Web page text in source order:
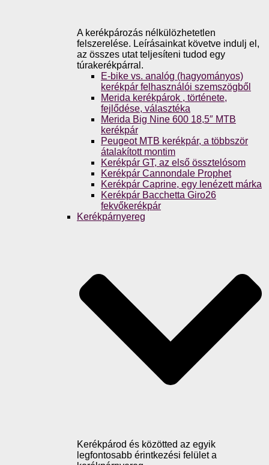
A kerékpározás nélkülözhetetlen
felszerelése. Leírásainkat követve indulj el,
az összes utat teljesíteni tudod egy
túrakerékpárral.
E-bike vs. analóg (hagyományos)
kerékpár felhasználói szemszögből
Merida kerékpárok , története,
fejlődése, választéka
Merida Big Nine 600 18,5″ MTB
kerékpár
Peugeot MTB kerékpár, a többször
átalakított montim
Kerékpár GT, az első össztelósom
Kerékpár Cannondale Prophet
Kerékpár Caprine, egy lenézett márka
Kerékpár Bacchetta Giro26
fekvőkerékpár
Kerékpárnyereg
Kerékpárod és közötted az egyik
legfontosabb érintkezési felület a